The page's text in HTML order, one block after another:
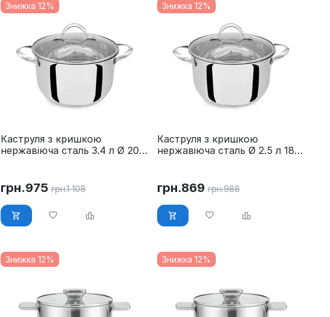
Знижка 12%
Каструля з кришкою
нержавіюча сталь 3.4 л Ø 20
грн.975 грн.1 108
Знижка 12%
Каструля з кришкою
нержавіюча сталь Ø 2.5 л 18
грн.869 грн.988
Знижка 12% Знижка 12%